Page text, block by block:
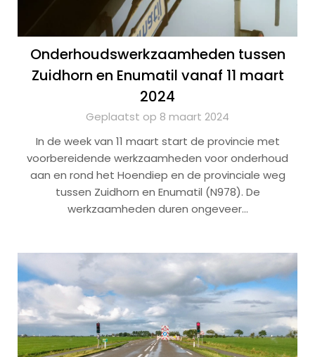
Onderhoudswerkzaamheden tussen
Zuidhorn en Enumatil vanaf 11 maart
2024
Geplaatst op 8 maart 2024
In de week van 11 maart start de provincie met
voorbereidende werkzaamheden voor onderhoud
aan en rond het Hoendiep en de provinciale weg
tussen Zuidhorn en Enumatil (N978). De
werkzaamheden duren ongeveer…